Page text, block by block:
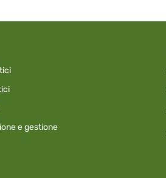
e gestione